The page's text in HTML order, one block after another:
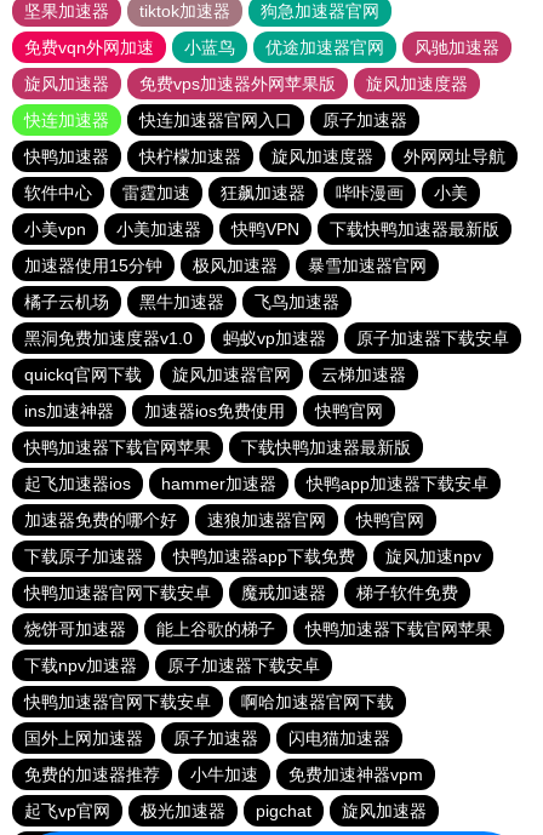
坚果加速器
tiktok加速器
狗急加速器官网
免费vqn外网加速
小蓝鸟 优途加速器官网
风驰加速器
旋风加速器
免费vps加速器外网苹果版
旋风加速度器
快连加速器
快连加速器官网入口
原子加速器
快鸭加速器
快柠檬加速器 旋风加速度器
外网网址导航
软件中心
雷霆加速 狂飙加速器 哔咔漫画
小美
小美vpn
小美加速器 快鸭VPN
下载快鸭加速器最新版
加速器使用15分钟
极风加速器
暴雪加速器官网
橘子云机场
黑牛加速器
飞鸟加速器
黑洞免费加速度器v1.0
蚂蚁vp加速器
原子加速器下载安卓
quickq官网下载
旋风加速器官网
云梯加速器
ins加速神器
加速器ios免费使用
快鸭官网
快鸭加速器下载官网苹果
下载快鸭加速器最新版
起飞加速器ios
hammer加速器
快鸭app加速器下载安卓
加速器免费的哪个好
速狼加速器官网
快鸭官网
下载原子加速器
快鸭加速器app下载免费
旋风加速npv
快鸭加速器官网下载安卓
魔戒加速器
梯子软件免费
烧饼哥加速器
能上谷歌的梯子
快鸭加速器下载官网苹果
下载npv加速器
原子加速器下载安卓
快鸭加速器官网下载安卓
啊哈加速器官网下载
国外上网加速器
原子加速器
闪电猫加速器
免费的加速器推荐
小牛加速
免费加速神器vpm
起飞vp官网
极光加速器 pigchat 旋风加速器